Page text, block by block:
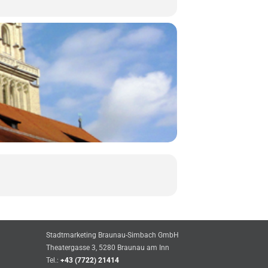
Stadtmarketing Braunau-Simbach GmbH
Theatergasse 3, 5280 Braunau am Inn
Tel.: +43 (7722) 21414